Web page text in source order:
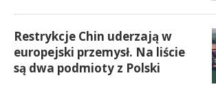
Restrykcje Chin uderzają w
europejski przemysł. Na liście
są dwa podmioty z Polski